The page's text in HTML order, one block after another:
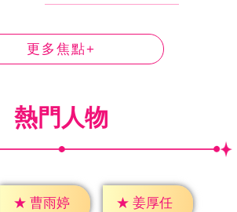
更多焦點+
熱門人物
★ 曹雨婷 ★ 姜厚任